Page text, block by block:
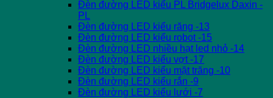
Đèn đường LED kiểu PL Bridgelux Daxin -
PL
Đèn đường LED kiểu răng -13
Đèn đường LED kiểu robot -15
Đèn đường LED nhiều hạt led nhỏ -14
Đèn đường LED kiểu vợt -17
Đèn đường LED kiểu mặt trăng -10
Đèn đường LED kiểu rắn -9
Đèn đường LED kiểu lưới -7